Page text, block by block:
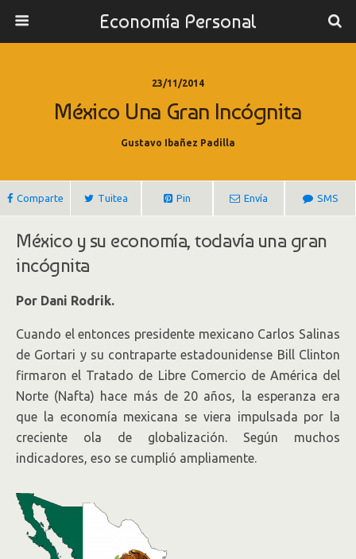
Economía Personal
23/11/2014
México Una Gran Incógnita
Gustavo Ibañez Padilla
Comparte Tuitea Pin Envía SMS
México y su economía, todavía una gran
incógnita
Por Dani Rodrik.
Cuando el entonces presidente mexicano Carlos Salinas
de Gortari y su contraparte estadounidense Bill Clinton
firmaron el Tratado de Libre Comercio de América del
Norte (Nafta) hace más de 20 años, la esperanza era
que la economía mexicana se viera impulsada por la
creciente ola de globalización. Según muchos
indicadores, eso se cumplió ampliamente.